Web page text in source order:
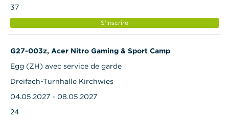
37
S'inscrire
G27-003z, Acer Nitro Gaming & Sport Camp
Egg (ZH) avec service de garde
Dreifach-Turnhalle Kirchwies
04.05.2027 - 08.05.2027
24